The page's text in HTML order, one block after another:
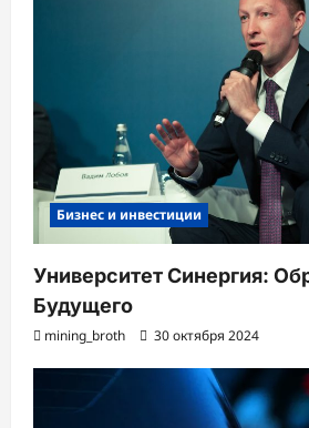
Бизнес и инвестиции
Университет Синергия:
Будущего
mining_broth 30 октября 2024